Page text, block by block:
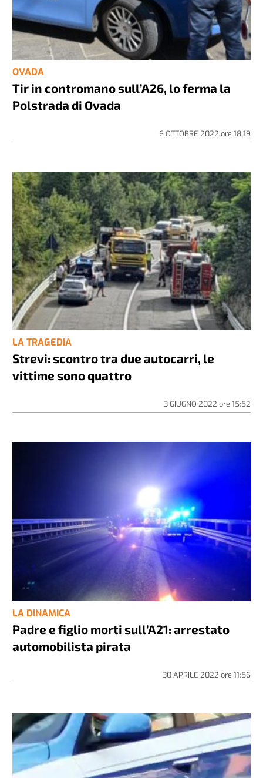
OVADA
Tir in contromano sull’A26, lo ferma la
Polstrada di Ovada
6 OTTOBRE 2022 ore 18:19
LA TRAGEDIA
Strevi: scontro tra due autocarri, le
vittime sono quattro
3 GIUGNO 2022 ore 15:52
LA DINAMICA
Padre e figlio morti sull’A21: arrestato
automobilista pirata
30 APRILE 2022 ore 11:56